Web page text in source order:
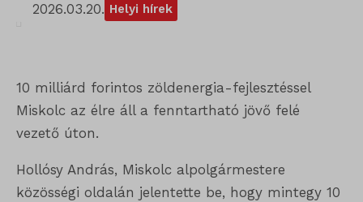
2026.03.20. Helyi hírek
10 milliárd forintos zöldenergia-fejlesztéssel
Miskolc az élre áll a fenntartható jövő felé
vezető úton.
Hollósy András, Miskolc alpolgármestere
közösségi oldalán jelentette be, hogy mintegy 10